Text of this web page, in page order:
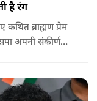
है रंग
कथित ब्राह्मण प्रेम
अपनी संकीर्ण